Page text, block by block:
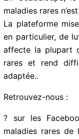
maladies rares
La plateforme
en particulier, de
qui affecte la
maladies rares et
charge adaptée..
Retrouvez-nous :
? sur les
maladies rares de